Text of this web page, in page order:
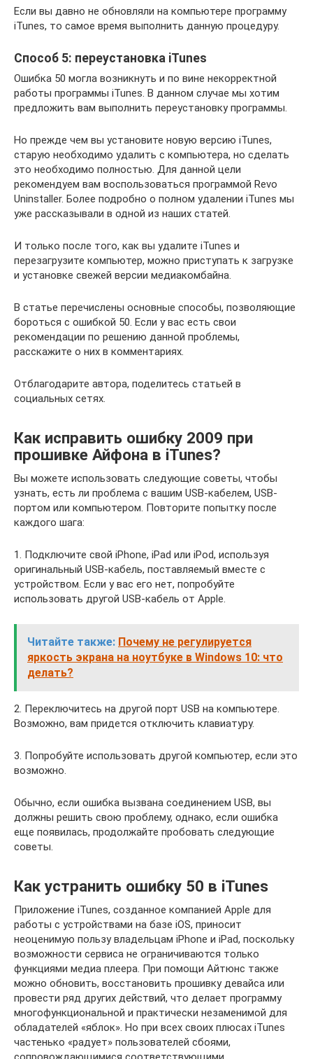
Если вы давно не обновляли на компьютере программу
iTunes, то самое время выполнить данную процедуру.
Способ 5: переустановка iTunes
Ошибка 50 могла возникнуть и по вине некорректной
работы программы iTunes. В данном случае мы хотим
предложить вам выполнить переустановку программы.
Но прежде чем вы установите новую версию iTunes,
старую необходимо удалить с компьютера, но сделать
это необходимо полностью. Для данной цели
рекомендуем вам воспользоваться программой Revo
Uninstaller. Более подробно о полном удалении iTunes мы
уже рассказывали в одной из наших статей.
И только после того, как вы удалите iTunes и
перезагрузите компьютер, можно приступать к загрузке
и установке свежей версии медиакомбайна.
В статье перечислены основные способы, позволяющие
бороться с ошибкой 50. Если у вас есть свои
рекомендации по решению данной проблемы,
расскажите о них в комментариях.
Отблагодарите автора, поделитесь статьей в
социальных сетях.
Как исправить ошибку 2009 при
прошивке Айфона в iTunes?
Вы можете использовать следующие советы, чтобы
узнать, есть ли проблема с вашим USB-кабелем, USB-
портом или компьютером. Повторите попытку после
каждого шага:
1. Подключите свой iPhone, iPad или iPod, используя
оригинальный USB-кабель, поставляемый вместе с
устройством. Если у вас его нет, попробуйте
использовать другой USB-кабель от Apple.
Читайте также: Почему не регулируется
яркость экрана на ноутбуке в Windows 10: что
делать?
2. Переключитесь на другой порт USB на компьютере.
Возможно, вам придется отключить клавиатуру.
3. Попробуйте использовать другой компьютер, если это
возможно.
Обычно, если ошибка вызвана соединением USB, вы
должны решить свою проблему, однако, если ошибка
еще появилась, продолжайте пробовать следующие
советы.
Как устранить ошибку 50 в iTunes
Приложение iTunes, созданное компанией Apple для
работы с устройствами на базе iOS, приносит
неоценимую пользу владельцам iPhone и iPad, поскольку
возможности сервиса не ограничиваются только
функциями медиа плеера. При помощи Айтюнс также
можно обновить, восстановить прошивку девайса или
провести ряд других действий, что делает программу
многофункциональной и практически незаменимой для
обладателей «яблок». Но при всех своих плюсах iTunes
частенько «радует» пользователей сбоями,